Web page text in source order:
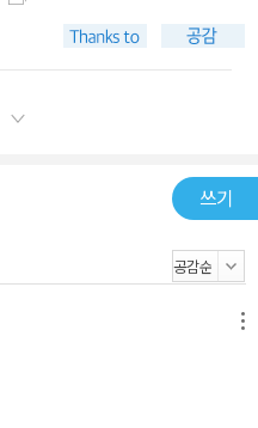
현대 문학에서 좀처럼 만나기
크바의 신사』는 많은 독자의
러가 되었고, 출간 이듬해인 20
의 열렬한 지지로 그 열풍을 이
턴포스트》 등 여러 매체와 버락
로 추천하는 등 전작을 뛰어넘
』는 2018년 상반기 기준으로
, 《뉴욕타임스》 58주 베스트
개국에 출판 계약되어 전 세계
케네스 브래너 제작 및 주연
쓰기